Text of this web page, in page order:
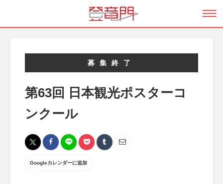
募集終了
第63回 日本観光ポスターコ
ンクール
Googleカレンダーに追加